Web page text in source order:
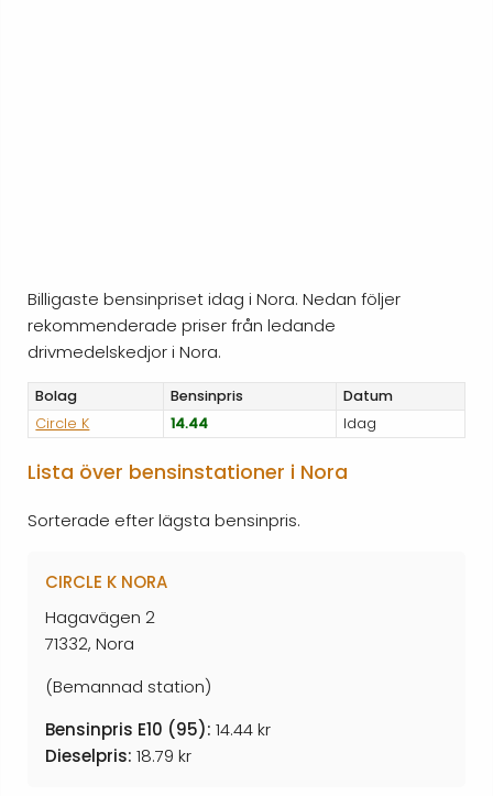
Billigaste bensinpriset idag i Nora. Nedan följer
rekommenderade priser från ledande
drivmedelskedjor i Nora.
Bolag Bensinpris
Datum
Circle K
14.44 Idag
Lista över bensinstationer i Nora
Sorterade efter lägsta bensinpris.
CIRCLE K NORA
Hagavägen 2
71332, Nora
(Bemannad station)
Bensinpris E10 (95): 14.44 kr
Dieselpris: 18.79 kr